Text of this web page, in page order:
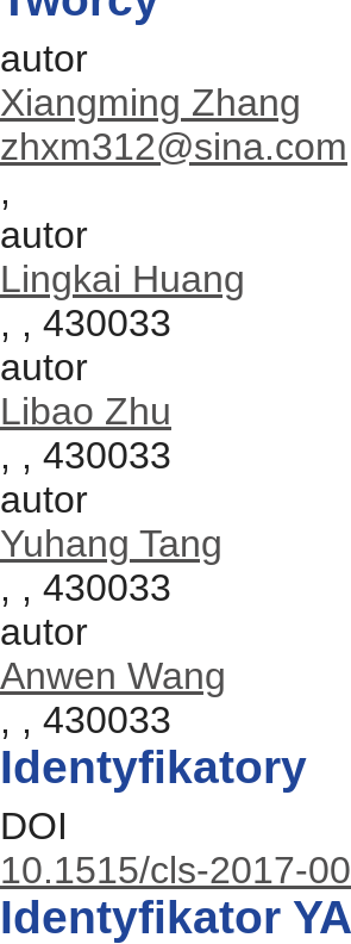
autor
Xiangming Zhang
zhxm312@sina.com
,
autor
Lingkai Huang
, , 430033
autor
Libao Zhu
, , 430033
autor
Yuhang Tang
, , 430033
autor
Anwen Wang
, , 430033
Identyfikatory
DOI
10.1515/cls-2017-
Identyfikator